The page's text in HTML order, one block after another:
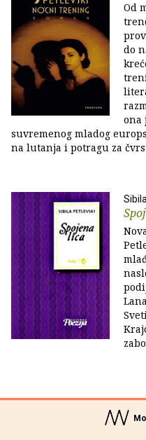
Od
do
ona
suvremenog mladog
na lutanja i potragu za